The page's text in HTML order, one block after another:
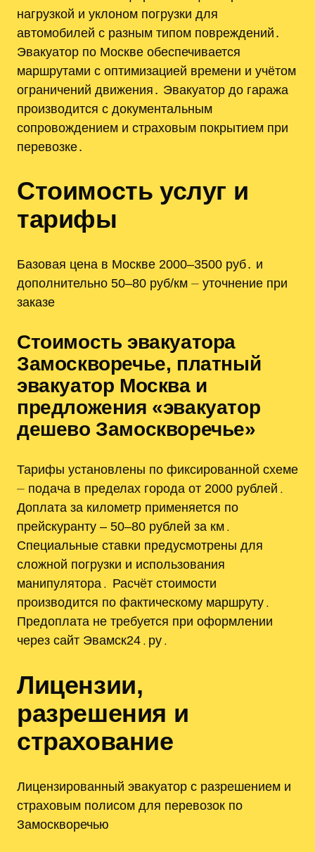
нагрузкой и уклоном погрузки для
автомобилей с разным типом повреждений․
Эвакуатор по Москве обеспечивается
маршрутами с оптимизацией времени и учётом
ограничений движения․ Эвакуатор до гаража
производится с документальным
сопровождением и страховым покрытием при
перевозке․
Стоимость услуг и
тарифы
Базовая цена в Москве 2000–3500 руб․ и
дополнительно 50–80 руб/км ⏤ уточнение при
заказе
Стоимость эвакуатора
Замоскворечье, платный
эвакуатор Москва и
предложения «эвакуатор
дешево Замоскворечье»
Тарифы установлены по фиксированной схеме
⏤ подача в пределах города от 2000 рублей․
Доплата за километр применяется по
прейскуранту ‒ 50–80 рублей за км․
Специальные ставки предусмотрены для
сложной погрузки и использования
манипулятора․ Расчёт стоимости
производится по фактическому маршруту․
Предоплата не требуется при оформлении
через сайт Эвамск24․ру․
Лицензии,
разрешения и
страхование
Лицензированный эвакуатор с разрешением и
страховым полисом для перевозок по
Замоскворечью